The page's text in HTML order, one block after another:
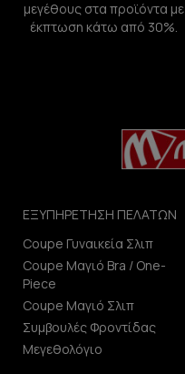
μεγέθους στα προϊόντα με
έκπτωση κάτω από 30%.
ΕΞΥΠΗΡΕΤΗΣΗ ΠΕΛΑΤΩΝ
Coupe Γυναικεία Σλιπ
Coupe Μαγιό Bra / One-
Piece
Coupe Μαγιό Σλιπ
Συμβουλές Φροντίδας
Μεγεθολόγιο